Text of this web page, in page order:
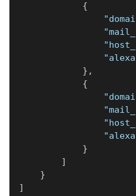
{
} ,
{
}
]
}
]